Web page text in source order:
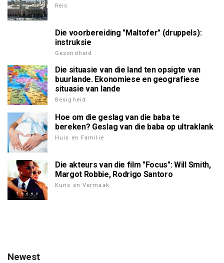
Reis
Die voorbereiding "Maltofer" (druppels):
instruksie
Gesondheid
Die situasie van die land ten opsigte van
buurlande. Ekonomiese en geografiese
situasie van lande
Besigheid
Hoe om die geslag van die baba te
bereken? Geslag van die baba op ultraklank
Huis en Familie
Die akteurs van die film "Focus": Will Smith,
Margot Robbie, Rodrigo Santoro
Kuns en Vermaak
Newest